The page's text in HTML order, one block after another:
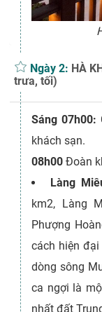
Ngày 2: HÀ
trưa, tối)
Sáng 07h00:
khách sạn.
08h00 Đoàn
Làng
km2, Làng
Phượng
cách hiện
dòng sông
ca ngợi là
nhất đất